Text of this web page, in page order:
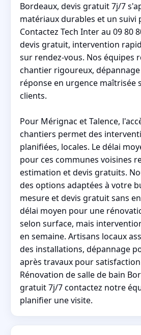
Bordeaux, devis gratuit 7j/7
matériaux durables et un suivi
Contactez Tech Inter au 09 80
devis gratuit, intervention
sur rendez-vous. Nos équipes
chantier rigoureux,
réponse en urgence maîtrisée
clients.
Pour Mérignac et Talence,
chantiers permet des
planifiées, locales. Le délai
pour ces communes voisines
estimation et devis gratuits.
des options adaptées à votre
mesure et devis gratuit sans
délai moyen pour une
selon surface, mais
en semaine. Artisans locaux
des installations, dépannage
après travaux pour
Rénovation de salle de bain
gratuit 7j/7 contactez notre
planifier une visite.